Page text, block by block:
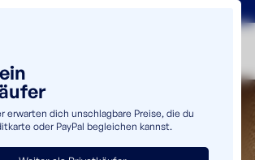
erwarten dich unschlagbare Preise, die du
oder PayPal begleichen kannst.